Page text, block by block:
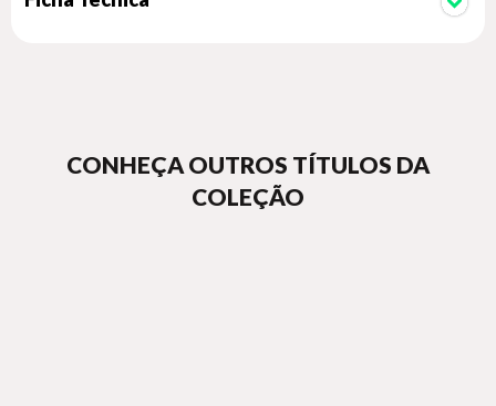
CONHEÇA OUTROS TÍTULOS DA
COLEÇÃO